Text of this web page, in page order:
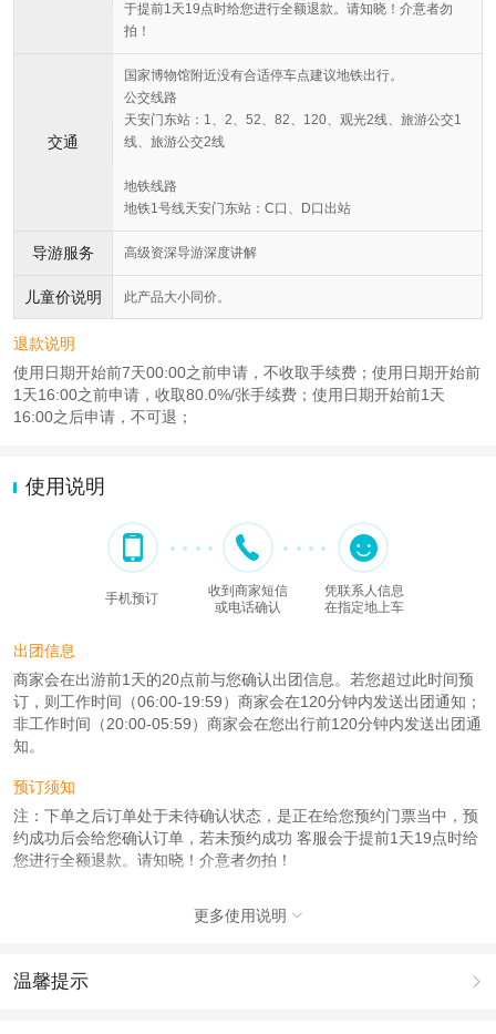
于提前1天19点时给您进行全额退款。请知晓！介意者勿
拍！
交通
国家博物馆附近没有合适停车点建议地铁出行。
公交线路
天安门东站：1、2、52、82、120、观光2线、旅游公交1
线、旅游公交2线
地铁线路
地铁1号线天安门东站：C口、D口出站
导游服务 高级资深导游深度讲解
儿童价说明 此产品大小同价。
退款说明
使用日期开始前7天00:00之前申请，不收取手续费；使用日期开始前
1天16:00之前申请，收取80.0%/张手续费；使用日期开始前1天
16:00之后申请，不可退；
使用说明
手机预订
收到商家短信
或电话确认
凭联系人信息
在指定地上车
出团信息
商家会在出游前1天的20点前与您确认出团信息。若您超过此时间预
订，则工作时间（06:00-19:59）商家会在120分钟内发送出团通知；
非工作时间（20:00-05:59）商家会在您出行前120分钟内发送出团通
知。
预订须知
注：下单之后订单处于未待确认状态，是正在给您预约门票当中，预
约成功后会给您确认订单，若未预约成功 客服会于提前1天19点时给
您进行全额退款。请知晓！介意者勿拍！
人群说明
更多使用说明 
温馨提示 